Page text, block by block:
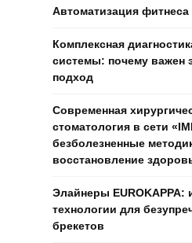
Автоматизация фитнеса
Комплексная
системы: почему важен
подход
Современная
стоматология в сети
безболезненные
восстановление
Элайнеры EUROKAPPA:
технологии для
брекетов